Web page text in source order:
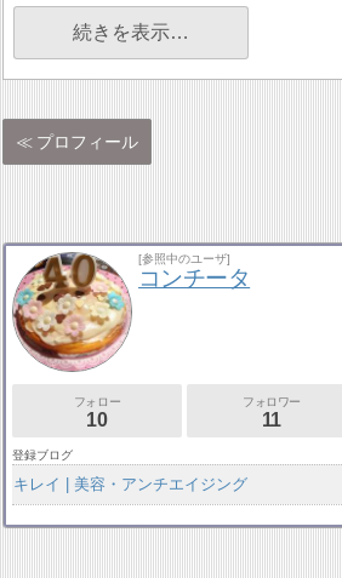
続きを表示…
プロフィール
[参照中のユーザ]
コンチータ
フォロー
10
フォロワー
11
登録ブログ
キレイ | 美容・アンチエイジング